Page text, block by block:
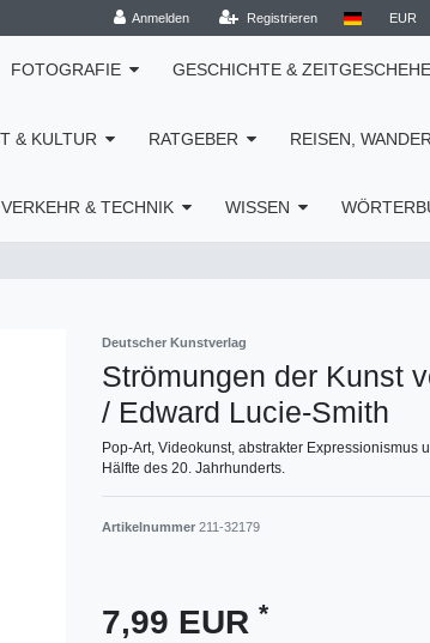
Anmelden Registrieren EUR
FOTOGRAFIE GESCHICHTE &
& KULTUR RATGEBER REISEN,
VERKEHR & TECHNIK WISSEN
Deutscher Kunstverlag
Strömungen der Kunst
/ Edward Lucie-Smith
Pop-Art, Videokunst, abstrakter Expressionismus
Hälfte des 20. Jahrhunderts.
Artikelnummer 211-32179
7,99 EUR *